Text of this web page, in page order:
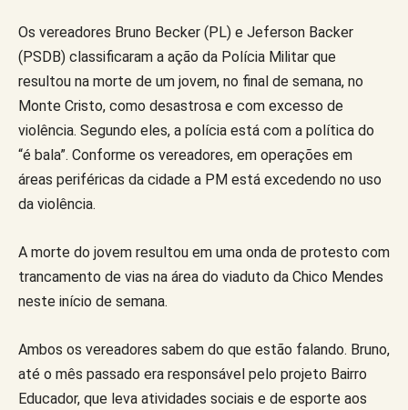
Os vereadores Bruno Becker (PL) e Jeferson Backer
(PSDB) classificaram a ação da Polícia Militar que
resultou na morte de um jovem, no final de semana, no
Monte Cristo, como desastrosa e com excesso de
violência. Segundo eles, a polícia está com a política do
“é bala”. Conforme os vereadores, em operações em
áreas periféricas da cidade a PM está excedendo no uso
da violência.
A morte do jovem resultou em uma onda de protesto com
trancamento de vias na área do viaduto da Chico Mendes
neste início de semana.
Ambos os vereadores sabem do que estão falando. Bruno,
até o mês passado era responsável pelo projeto Bairro
Educador, que leva atividades sociais e de esporte aos